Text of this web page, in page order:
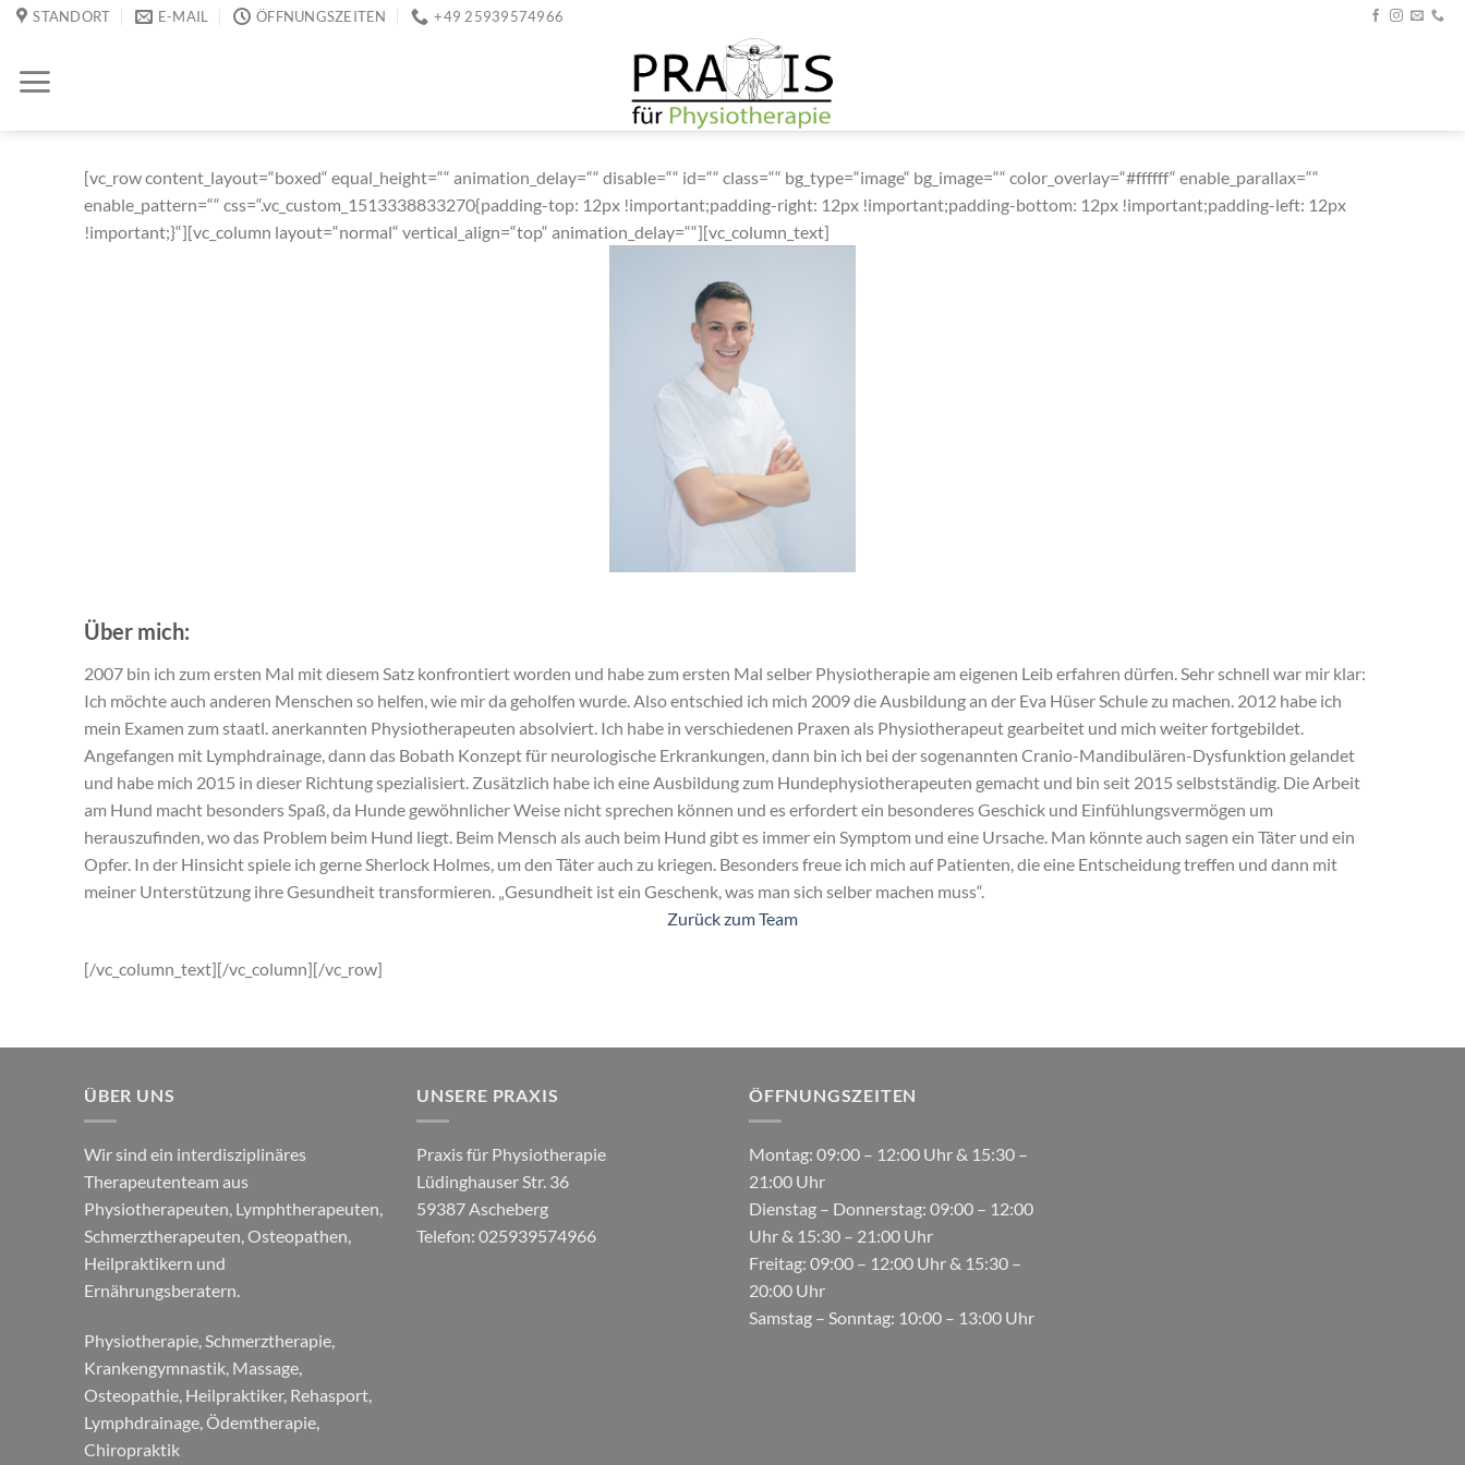
Zum
springen
STANDORT E-MAIL ÖFFNUNGSZEITEN +49 25939574966
[vc_row content_layout=“boxed“ equal_height=““ animation_delay=““ disable=““ id=““ class=““ bg_type=“image“ bg_image=““ color_overlay=“#ffffff“ enable_parallax=““
enable_pattern=““ css=“.vc_custom_1513338833270{padding-top: 12px !important;padding-right: 12px !important;padding-bottom: 12px !important;padding-left: 12px
!important;}“][vc_column layout=“normal“ vertical_align=“top“ animation_delay=““][vc_column_text]
Über mich:
2007 bin ich zum ersten Mal mit diesem Satz konfrontiert worden und habe zum ersten Mal selber Physiotherapie am eigenen Leib erfahren dürfen. Sehr schnell war mir klar:
Ich möchte auch anderen Menschen so helfen, wie mir da geholfen wurde. Also entschied ich mich 2009 die Ausbildung an der Eva Hüser Schule zu machen. 2012 habe ich
mein Examen zum staatl. anerkannten Physiotherapeuten absolviert. Ich habe in verschiedenen Praxen als Physiotherapeut gearbeitet und mich weiter fortgebildet.
Angefangen mit Lymphdrainage, dann das Bobath Konzept für neurologische Erkrankungen, dann bin ich bei der sogenannten Cranio-Mandibulären-Dysfunktion gelandet
und habe mich 2015 in dieser Richtung spezialisiert. Zusätzlich habe ich eine Ausbildung zum Hundephysiotherapeuten gemacht und bin seit 2015 selbstständig. Die Arbeit
am Hund macht besonders Spaß, da Hunde gewöhnlicher Weise nicht sprechen können und es erfordert ein besonderes Geschick und Einfühlungsvermögen um
herauszufinden, wo das Problem beim Hund liegt. Beim Mensch als auch beim Hund gibt es immer ein Symptom und eine Ursache. Man könnte auch sagen ein Täter und ein
Opfer. In der Hinsicht spiele ich gerne Sherlock Holmes, um den Täter auch zu kriegen. Besonders freue ich mich auf Patienten, die eine Entscheidung treffen und dann mit
meiner Unterstützung ihre Gesundheit transformieren. „Gesundheit ist ein Geschenk, was man sich selber machen muss“.
Zurück zum Team
[/vc_column_text][/vc_column][/vc_row]
ÜBER UNS
Wir sind ein interdisziplinäres
Therapeutenteam aus
Physiotherapeuten, Lymphtherapeuten,
Schmerztherapeuten, Osteopathen,
Heilpraktikern und
Ernährungsberatern.
Physiotherapie, Schmerztherapie,
Krankengymnastik, Massage,
Osteopathie, Heilpraktiker, Rehasport,
Lymphdrainage, Ödemtherapie,
Chiropraktik
UNSERE PRAXIS
Praxis für Physiotherapie
Lüdinghauser Str. 36
59387 Ascheberg
Telefon: 025939574966
ÖFFNUNGSZEITEN
Montag: 09:00 – 12:00 Uhr & 15:30 –
21:00 Uhr
Dienstag – Donnerstag: 09:00 – 12:00
Uhr & 15:30 – 21:00 Uhr
Freitag: 09:00 – 12:00 Uhr & 15:30 –
20:00 Uhr
Samstag – Sonntag: 10:00 – 13:00 Uhr